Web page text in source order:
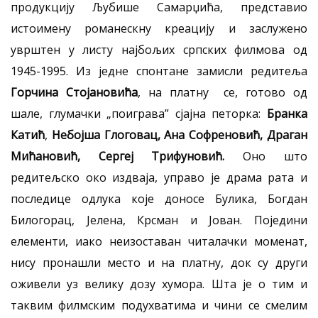
продукцију Љубише Самарџића, представио
истоимену романескну креацију и заслужено
уврштен у листу најбољих српских филмова од
1945-1995. Из једне спонтане замисли редитеља
Горчина Стојановића, на платну се, готово од
шале, глумачки „поиграва” сјајна петорка: Бранка
Катић, Небојша Глоговац, Ана Софреновић, Драган
Мићановић, Сергеј Трифуновић.Оно што
редитељско око издваја, управо је драма рата и
последице одлука које доносе Булика, Богдан
Билогорац, Јелена, Крсман и Јован. Поједини
елементи, иако неизоставан читалачки моменат,
нису пронашли место и на платну, док су други
оживели уз велику дозу хумора. Шта је о тим и
таквим филмским подухватима и чини се смелим